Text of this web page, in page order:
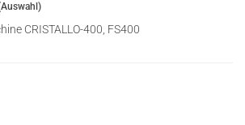
CRISTALLO-400, FS400